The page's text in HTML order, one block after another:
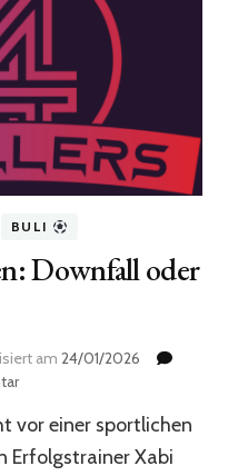
BULI
Downfall oder
am 24/01/2026
zu
Leverkusen:
Downfall
vor einer sportlichen
Erfolgstrainer Xabi